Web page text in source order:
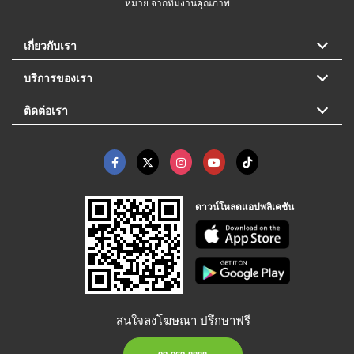
เกี่ยวกับเรา
บริการของเรา
ติดต่อเรา
ดาวน์โหลดแอปพลิเคชัน
สนใจลงโฆษณา ปรึกษาฟรี